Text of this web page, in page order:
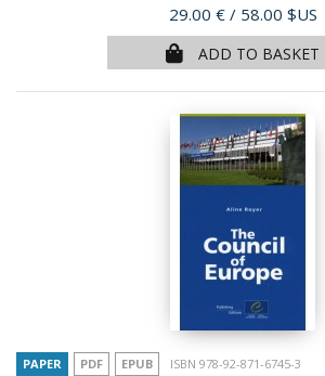
Price
29.00 € / 58.00 $US
ADD TO BASKET
PAPER PDF EPUB ISBN 978-92-871-6745-3